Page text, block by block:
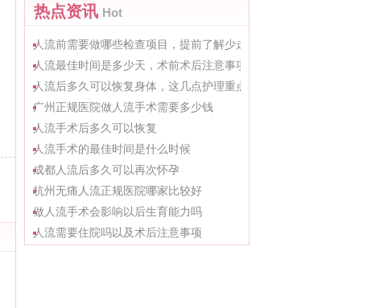
热点资讯 Hot
人流前需要做哪些检查项目，提前了解少走弯路
人流最佳时间是多少天，术前术后注意事项整理
人流后多久可以恢复身体，这几点护理重点要知道
广州正规医院做人流手术需要多少钱
人流手术后多久可以恢复
人流手术的最佳时间是什么时候
成都人流后多久可以再次怀孕
杭州无痛人流正规医院哪家比较好
做人流手术会影响以后生育能力吗
人流需要住院吗以及术后注意事项